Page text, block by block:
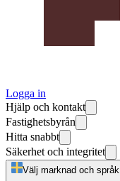
Logga in
Hjälp och kontakt
Fastighetsbyrån
Hitta snabbt
Säkerhet och integritet
Välj marknad och språk